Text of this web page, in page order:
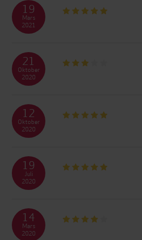
19
Mars
2021
21
Oktober
2020
12
Oktober
2020
19
Juli
2020
14
Mars
2020